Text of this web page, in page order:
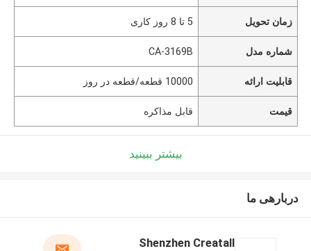
زمان تحویل 5 تا 8 روز کاری
شماره مدل CA-3169B
قابلیت ارائه 10000 قطعه/قطعه در روز
قیمت قابل مذاکره
بیشتر ببینید
دربارهی ما
Shenzhen Creatall